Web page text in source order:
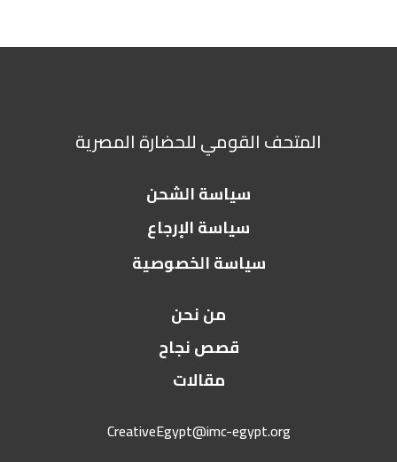
المتحف القومي للحضارة المصرية
سياسة الشحن
سياسة الإرجاع
سياسة الخصوصية
من نحن
قصص نجاح
مقالات
CreativeEgypt@imc-egypt.org